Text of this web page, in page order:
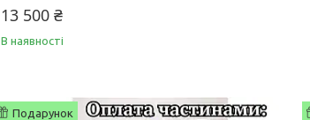
13 500 ₴
В наявності
Подарунок